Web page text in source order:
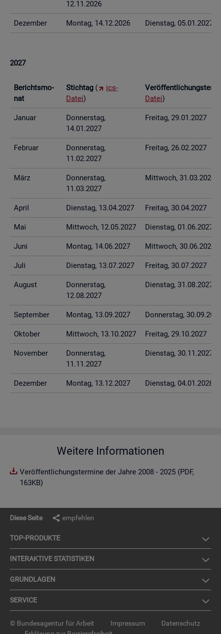
12.11.2026
De­zem­ber Mon­tag, 14.12.2026 Diens­tag, 05.01.2027
2027
Be­richts­mo­
nat
Stich­tag (
ics-
Datei)
Datei)
Ja­nu­ar
Don­ners­tag,
14.01.2027
Frei­tag, 29.01.2027
Fe­bru­ar
Don­ners­tag,
11.02.2027
Frei­tag, 26.02.2027
März
Don­ners­tag,
11.03.2027
Mitt­woch, 31.03.2027
April Diens­tag, 13.04.2027 Frei­tag, 30.04.2027
Mai Mitt­woch, 12.05.2027 Diens­tag, 01.06.2027
Juni Mon­tag, 14.06.2027 Mitt­woch, 30.06.2027
Juli Diens­tag, 13.07.2027 Frei­tag, 30.07.2027
Au­gust
Don­ners­tag,
12.08.2027
Diens­tag, 31.08.2027
Sep­tem­ber Mon­tag, 13.09.2027 Don­ners­tag,
Ok­to­ber Mitt­woch, 13.10.2027 Frei­tag, 29.10.2027
No­vem­ber
Don­ners­tag,
11.11.2027
Diens­tag, 30.11.2027
De­zem­ber Mon­tag, 13.12.2027 Diens­tag, 04.01.2028
Weitere Informationen
Veröffentlichungstermine der Jahre 2008 - 2025 (PDF,
163KB)
Diese Seite empfehlen
TOP-PRO­DUK­TE
IN­TER­AK­TI­VE STA­TIS­TI­KEN
GRUND­LA­GEN
SER­VICE
© Bundesagentur für Arbeit Impressum
Datenschutz